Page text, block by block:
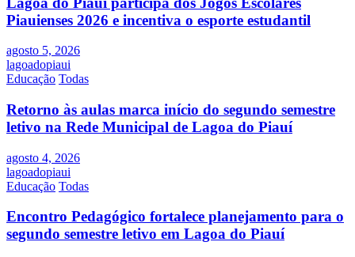
Piauienses 2026 e incentiva o esporte estudantil
agosto 5, 2026
lagoadopiaui
Educação Todas
Retorno às aulas marca início do segundo semestre
letivo na Rede Municipal de Lagoa do Piauí
agosto 4, 2026
lagoadopiaui
Educação Todas
Encontro Pedagógico fortalece planejamento para o
segundo semestre letivo em Lagoa do Piauí